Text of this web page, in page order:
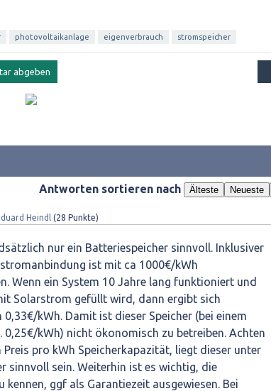
photovoltaikanlage eigenverbrauch stromspeicher
Antworten sortieren nach Älteste Neueste
Heindl (28 Punkte)
nur ein Batteriespeicher sinnvoll. Inklusiver
ist mit ca 1000€/kWh
Wenn ein System 10 Jahre lang funktioniert und
Solarstrom gefüllt wird, dann ergibt sich
kWh. Damit ist dieser Speicher (bei einem
0,25€/kWh) nicht ökonomisch zu betreiben. Achten
pro kWh Speicherkapazität, liegt dieser unter
sinnvoll sein. Weiterhin ist es wichtig, die
kennen, ggf als Garantiezeit ausgewiesen. Bei